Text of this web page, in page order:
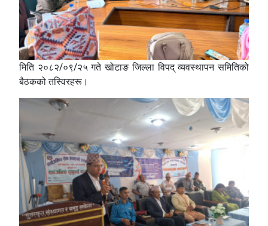
मिति २०८२/०९/२५ गते खोटाङ जिल्ला विपद् व्यवस्थापन समितिको
बैठकको तस्विरहरू।